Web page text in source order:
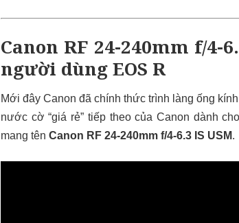
Canon RF 24-240mm f/4-
người dùng EOS R
Mới đây Canon đã chính thức trình làng ống
nước cờ “giá rẻ” tiếp theo của Canon dành
mang tên Canon RF 24-240mm f/4-6.3 IS USM.